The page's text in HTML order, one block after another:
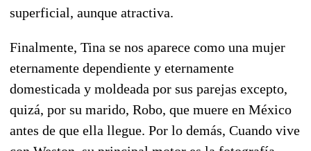
superficial, aunque atractiva.
Finalmente, Tina se nos aparece como una mujer
eternamente dependiente y eternamente
domesticada y moldeada por sus parejas excepto,
quizá, por su marido, Robo, que muere en México
antes de que ella llegue. Por lo demás, Cuando vive